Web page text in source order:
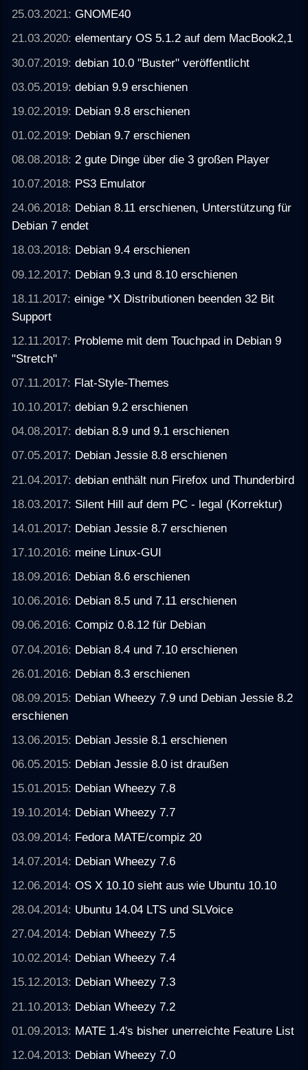
25.03.2021:GNOME40
21.03.2020:elementary OS 5.1.2 auf dem MacBook2,1
30.07.2019:debian 10.0 "Buster" veröffentlicht
03.05.2019:debian 9.9 erschienen
19.02.2019: Debian 9.8 erschienen
01.02.2019: Debian 9.7 erschienen
08.08.2018:2 gute Dinge über die 3 großen Player
10.07.2018: PS3 Emulator
24.06.2018: Debian 8.11 erschienen, Unterstützung für
Debian 7 endet
18.03.2018: Debian 9.4 erschienen
09.12.2017: Debian 9.3 und 8.10 erschienen
18.11.2017:einige *X Distributionen beenden 32 Bit
Support
12.11.2017: Probleme mit dem Touchpad in Debian 9
"Stretch"
07.11.2017: Flat-Style-Themes
10.10.2017:debian 9.2 erschienen
04.08.2017:debian 8.9 und 9.1 erschienen
07.05.2017: Debian Jessie 8.8 erschienen
21.04.2017:debian enthält nun Firefox und Thunderbird
18.03.2017: Silent Hill auf dem PC - legal (Korrektur)
14.01.2017: Debian Jessie 8.7 erschienen
17.10.2016: meine Linux-GUI
18.09.2016: Debian 8.6 erschienen
10.06.2016: Debian 8.5 und 7.11 erschienen
09.06.2016:Compiz 0.8.12 für Debian
07.04.2016: Debian 8.4 und 7.10 erschienen
26.01.2016: Debian 8.3 erschienen
08.09.2015: Debian Wheezy 7.9 und Debian Jessie 8.2
erschienen
13.06.2015: Debian Jessie 8.1 erschienen
06.05.2015: Debian Jessie 8.0 ist draußen
15.01.2015: Debian Wheezy 7.8
19.10.2014: Debian Wheezy 7.7
03.09.2014: Fedora MATE/compiz 20
14.07.2014: Debian Wheezy 7.6
12.06.2014:OS X 10.10 sieht aus wie Ubuntu 10.10
28.04.2014: Ubuntu 14.04 LTS und SLVoice
27.04.2014: Debian Wheezy 7.5
10.02.2014: Debian Wheezy 7.4
15.12.2013: Debian Wheezy 7.3
21.10.2013: Debian Wheezy 7.2
01.09.2013: MATE 1.4's bisher unerreichte Feature List
12.04.2013: Debian Wheezy 7.0